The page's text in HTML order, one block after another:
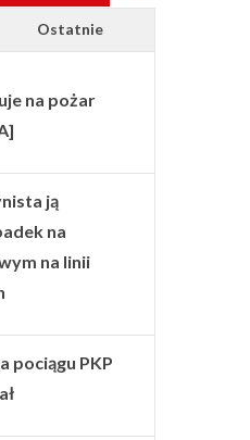
Ostatnie
na pożar
ją
na
na linii
pociągu PKP